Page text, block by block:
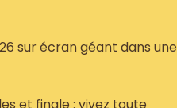
sur écran géant dans une